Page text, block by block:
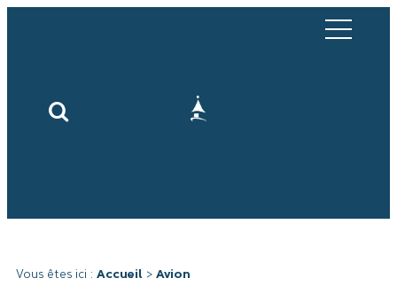
Vous êtes ici : Accueil > Avion